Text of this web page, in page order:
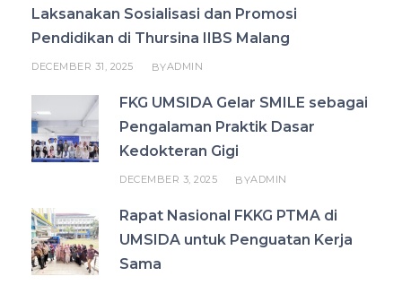
Laksanakan Sosialisasi dan Promosi
Pendidikan di Thursina IIBS Malang
DECEMBER 31, 2025 BYADMIN
FKG UMSIDA Gelar SMILE sebagai
Pengalaman Praktik Dasar
Kedokteran Gigi
DECEMBER 3, 2025 BYADMIN
Rapat Nasional FKKG PTMA di
UMSIDA untuk Penguatan Kerja
Sama